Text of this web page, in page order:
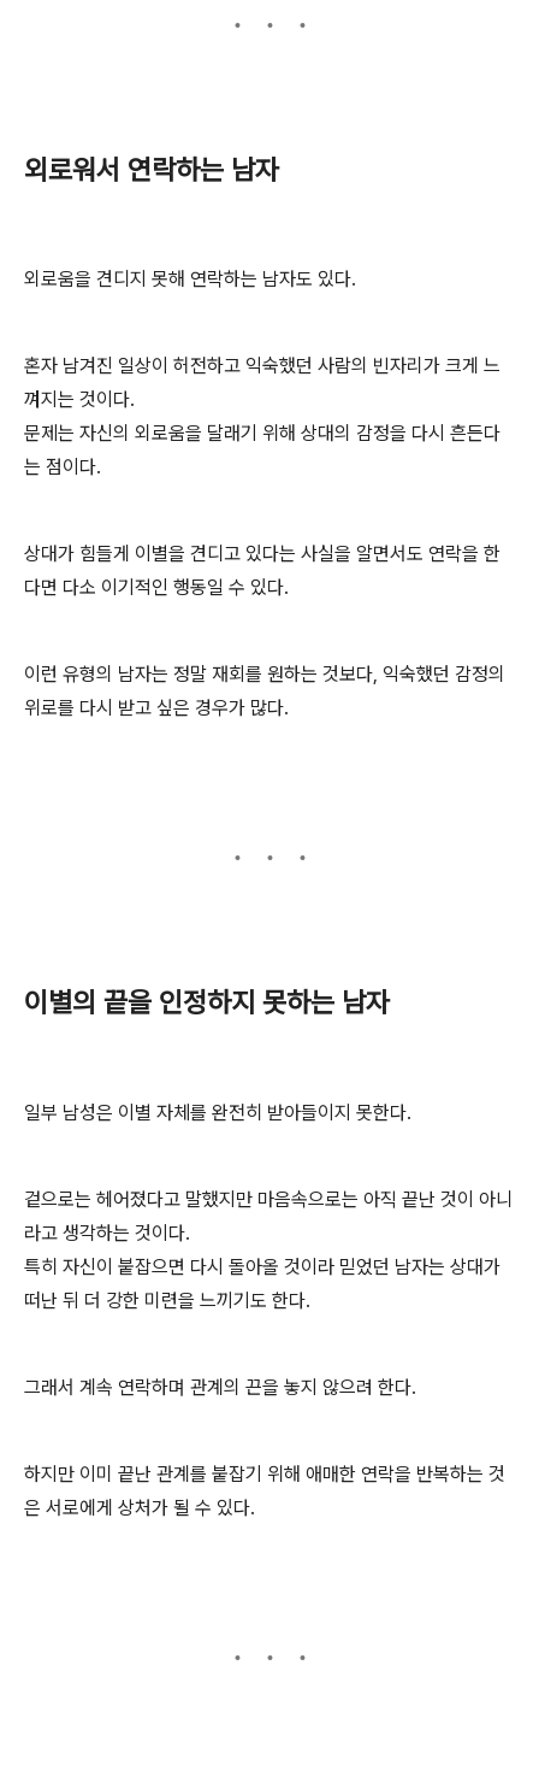
외로워서 연락하는 남자
외로움을 견디지 못해 연락하는 남자도 있다.
혼자 남겨진 일상이 허전하고 익숙했던 사람의 빈자리가 크게 느
껴지는 것이다.
문제는 자신의 외로움을 달래기 위해 상대의 감정을 다시 흔든다
는 점이다.
상대가 힘들게 이별을 견디고 있다는 사실을 알면서도 연락을 한
다면 다소 이기적인 행동일 수 있다.
이런 유형의 남자는 정말 재회를 원하는 것보다, 익숙했던 감정의
위로를 다시 받고 싶은 경우가 많다.
이별의 끝을 인정하지 못하는 남자
일부 남성은 이별 자체를 완전히 받아들이지 못한다.
겉으로는 헤어졌다고 말했지만 마음속으로는 아직 끝난 것이 아니
라고 생각하는 것이다.
특히 자신이 붙잡으면 다시 돌아올 것이라 믿었던 남자는 상대가
떠난 뒤 더 강한 미련을 느끼기도 한다.
그래서 계속 연락하며 관계의 끈을 놓지 않으려 한다.
하지만 이미 끝난 관계를 붙잡기 위해 애매한 연락을 반복하는 것
은 서로에게 상처가 될 수 있다.